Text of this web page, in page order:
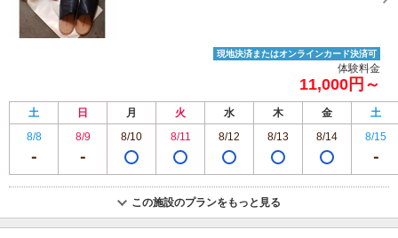
現地決済またはオンラインカード決済可
体験料金
11,000円～
土 日 月 火 水 木 金
土
8/8
8/9 8/10 8/11 8/12 8/13 8/14 8/15
この施設のプランをもっと見る